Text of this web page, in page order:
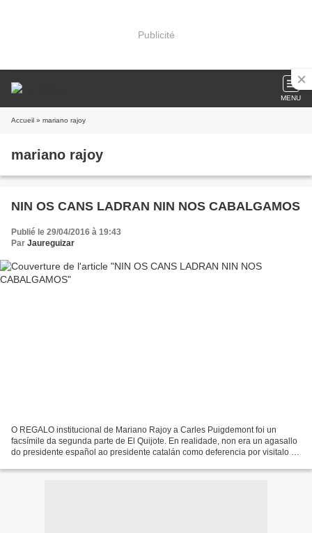
Publicité
MENU
Accueil » mariano rajoy
mariano rajoy
NIN OS CANS LADRAN NIN NOS CABALGAMOS
Publié le 29/04/2016 à 19:43
Par Jaureguizar
O REGALO institucional de Mariano Rajoy a Carles Puigdemont foi un
facsímile da segunda parte de El Quijote. En realidade, non era un agasallo
do presidente español ao presidente catalán como deferencia por visitalo na